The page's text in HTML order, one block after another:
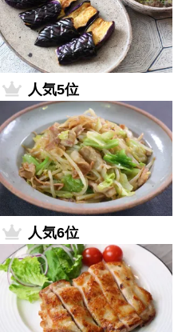
人気5位
人気6位